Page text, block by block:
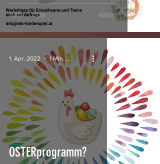
OSTERprogramm?
1. Apr. 2022 1 Min. Lesezeit